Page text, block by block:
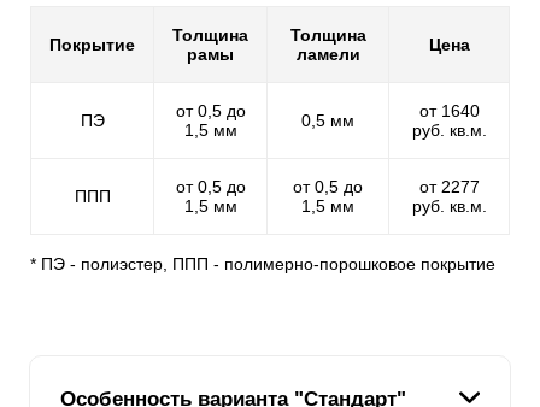
Покрытие
Толщина
рамы
Толщина
ламели
Цена
ПЭ
от 0,5 до
1,5 мм
0,5 мм
от 1640
руб. кв.м.
ППП
от 0,5 до
1,5 мм
от 0,5 до
1,5 мм
от 2277
руб. кв.м.
* ПЭ - полиэстер, ППП - полимерно-порошковое покрытие
Особенность варианта "Стандарт"